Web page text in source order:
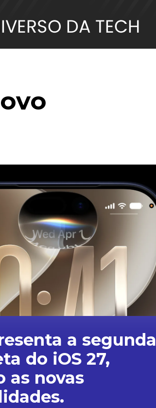
a segunda
do iOS 27,
as novas